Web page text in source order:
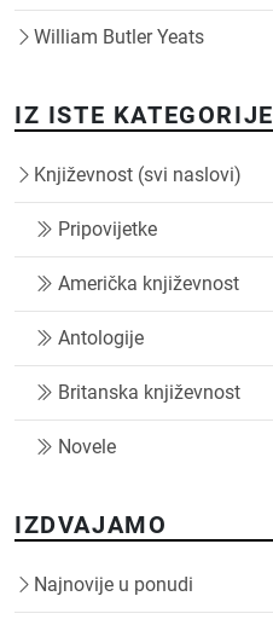
William Butler Yeats
IZ ISTE KATEGORIJE
Književnost (svi naslovi)
Pripovijetke
Američka književnost
Antologije
Britanska književnost
Novele
IZDVAJAMO
Najnovije u ponudi